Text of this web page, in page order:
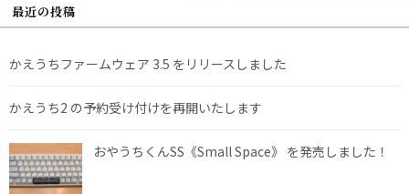
最近の投稿
かえうちファームウェア 3.5 をリリースしました
かえうち2 の予約受け付けを再開いたします
おやうちくんSS《Small Space》 を発売しました！